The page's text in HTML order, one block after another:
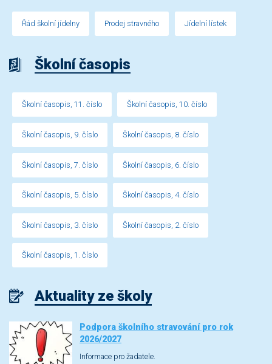
Řád školní jídelny Prodej stravného Jídelní lístek
Školní časopis
Školní časopis, 11. číslo Školní časopis, 10. číslo
Školní časopis, 9. číslo Školní časopis, 8. číslo
Školní časopis, 7. číslo Školní časopis, 6. číslo
Školní časopis, 5. číslo Školní časopis, 4. číslo
Školní časopis, 3. číslo Školní časopis, 2. číslo
Školní časopis, 1. číslo
Aktuality ze školy
Podpora školního stravování pro rok
2026/2027
Informace pro žadatele.